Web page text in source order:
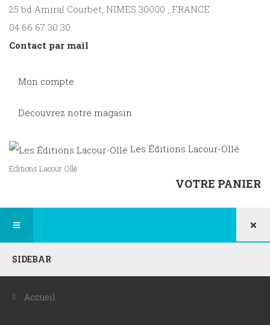
25 bd Amiral Courbet, NIMES 30000 , FRANCE
04 66 67 30 30
Contact par mail
Mon compte
Découvrez notre magasin
Les Éditions Lacour-Ollé
Editions Lacour Ollé
VOTRE PANIER
SIDEBAR
×
Accueil